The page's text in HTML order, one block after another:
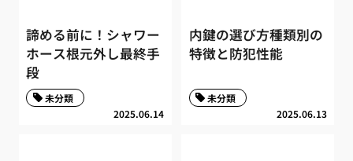
諦める前に！シャワー
ホース根元外し最終手
段
2025.06.14
未分類
内鍵の選び方種類別の
特徴と防犯性能
2025.06.13
未分類